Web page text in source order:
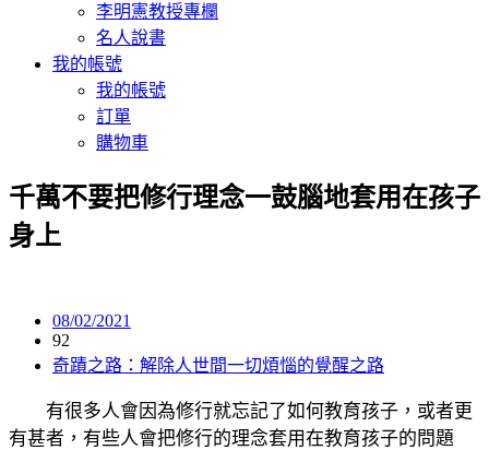
李明憲教授專欄
名人說書
我的帳號
我的帳號
訂單
購物車
千萬不要把修行理念一鼓腦地套用在孩子
身上
08/02/2021
92
奇蹟之路：解除人世間一切煩惱的覺醒之路
有很多人會因為修行就忘記了如何教育孩子，或者更
有甚者，有些人會把修行的理念套用在教育孩子的問題